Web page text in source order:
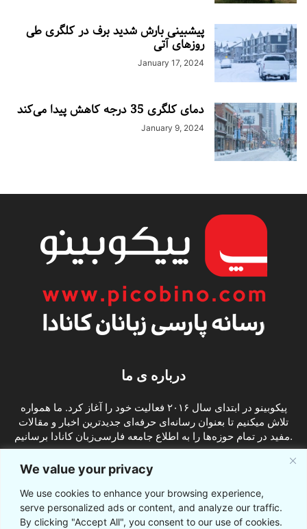
We value your privacy
We use cookies to enhance your browsing experience,
serve personalized ads or content, and analyze our traffic.
By clicking "Accept All", you consent to our use of cookies.
پیشبینی بارش شدید برف در کلگری طی
روزهای آتی
January 17, 2024
دمای کلگری 35 درجه کاهش پیدا می‌کند
January 9, 2024
درباره ی ما
پیکوبینو در ابتدای سال ۲۰۱۶ فعالیت خود را آغاز کرد. ما همواره
تلاش میکنیم تا بعنوان رسانه‌ای حرفه‌ای جدیدترین اخبار و مقالات
مفید در تمام حوزه‌ها را به اطلاع جامعه فارسی‌زبان کانادا برسانیم.
ما را دنبال کنید